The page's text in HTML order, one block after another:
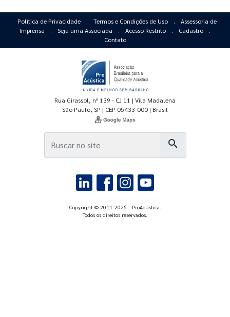
Política de Privacidade . Termos e Condições de Uso .
Assessoria de
Imprensa
. Seja uma Associada . Acesso Restrito . Cadastro
.
Contato
Rua Girassol, nº 139 - CJ 11 | Vila Madalena
São Paulo, SP | CEP 05433-000 | Brasil
search
Copyright © 2011-2026 - ProAcústica.
Todos os direitos reservados.